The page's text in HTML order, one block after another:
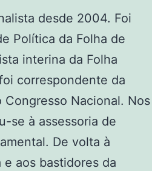
desde 2004. Foi
Política da Folha de
interina da Folha
correspondente da
Nacional. Nos
se à assessoria de
De volta à
aos bastidores da